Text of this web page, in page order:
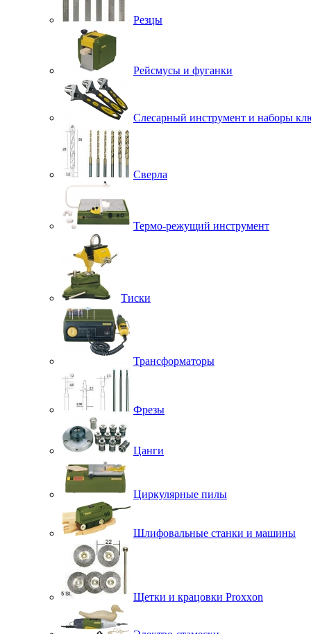
Резцы
Рейсмусы и фуганки
Слесарный инструмент и наборы
Сверла
Термо-режущий инструмент
Тиски
Трансформаторы
Фрезы
Цанги
Циркулярные пилы
Шлифовальные станки и машины
Щетки и крацовки Proxxon